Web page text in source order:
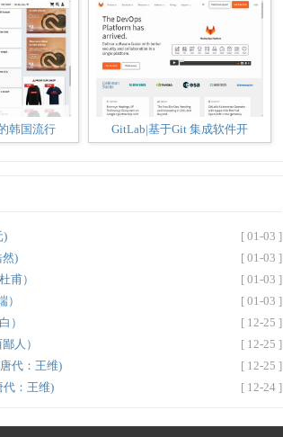
韩国流行 GitLab|基于Git 集成软件开
)
[ 01-03 ]
然)
[ 01-03 ]
甫）
[ 01-03 ]
）
[ 01-03 ]
）
[ 12-25 ]
人）
[ 12-25 ]
代：王维)
[ 12-25 ]
代：王维) [ 12-24 ]